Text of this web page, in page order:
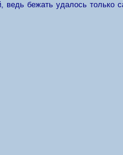
бежать удалось